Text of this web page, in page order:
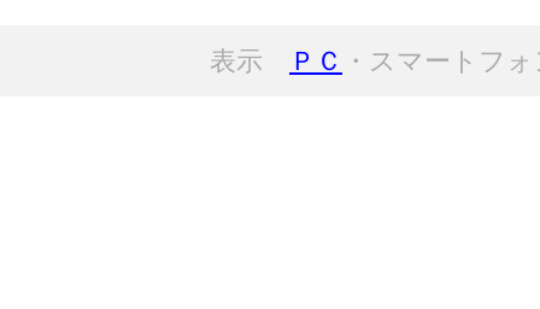
表示 ＰＣ ・スマートフ